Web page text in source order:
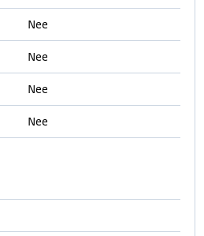
Nee
Nee
Nee
Nee